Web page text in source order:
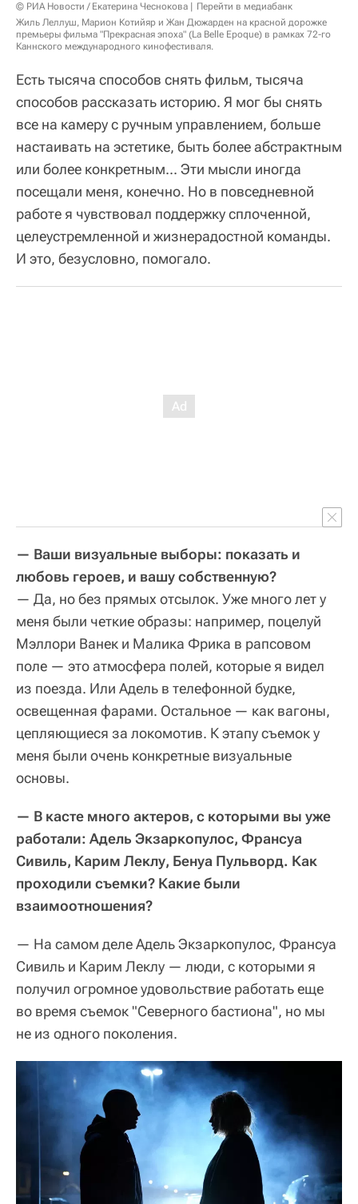
© РИА Новости / Екатерина Чеснокова
Перейти в медиабанк
Жиль Леллуш, Марион Котийяр и Жан Дюжарден на красной дорожке
премьеры фильма "Прекрасная эпоха" (La Belle Epoque) в рамках 72-го
Каннского международного кинофестиваля.
Есть тысяча способов снять фильм, тысяча
способов рассказать историю. Я мог бы снять
все на камеру с ручным управлением, больше
настаивать на эстетике, быть более абстрактным
или более конкретным... Эти мысли иногда
посещали меня, конечно. Но в повседневной
работе я чувствовал поддержку сплоченной,
целеустремленной и жизнерадостной команды.
И это, безусловно, помогало.
— Ваши визуальные выборы: показать и
любовь героев, и вашу собственную?
— Да, но без прямых отсылок. Уже много лет у
меня были четкие образы: например, поцелуй
Мэллори Ванек и Малика Фрика в рапсовом
поле — это атмосфера полей, которые я видел
из поезда. Или Адель в телефонной будке,
освещенная фарами. Остальное — как вагоны,
цепляющиеся за локомотив. К этапу съемок у
меня были очень конкретные визуальные
основы.
— В касте много актеров, с которыми вы уже
работали: Адель Экзаркопулос, Франсуа
Сивиль, Карим Леклу, Бенуа Пульворд. Как
проходили съемки? Какие были
взаимоотношения?
— На самом деле Адель Экзаркопулос, Франсуа
Сивиль и Карим Леклу — люди, с которыми я
получил огромное удовольствие работать еще
во время съемок "Северного бастиона", но мы
не из одного поколения.